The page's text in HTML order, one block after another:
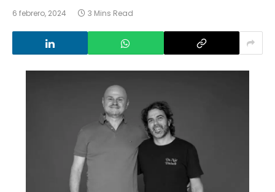
6 febrero, 2024 3 Mins Read